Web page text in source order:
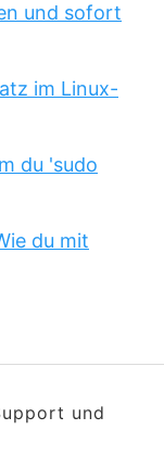
und sofort
im Linux-
du 'sudo
du mit
und